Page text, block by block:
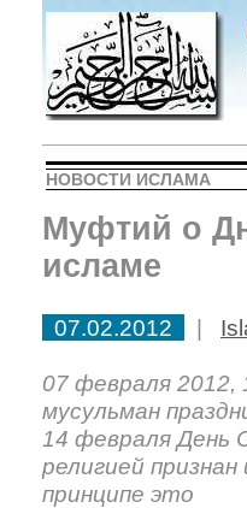
НОВОСТИ ИСЛАМА
Муфтий о
исламе
07.02.2012 |
07 февраля
мусульман
14 февраля День
религией
принципе это